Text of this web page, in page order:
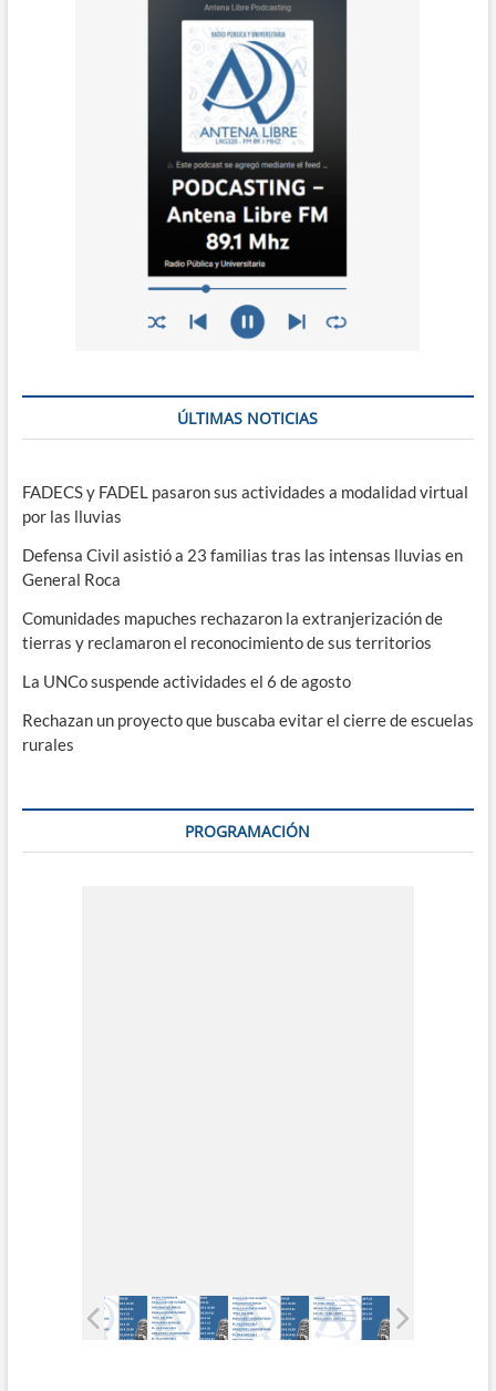
ÚLTIMAS NOTICIAS
FADECS y FADEL pasaron sus actividades a modalidad virtual
por las lluvias
Defensa Civil asistió a 23 familias tras las intensas lluvias en
General Roca
Comunidades mapuches rechazaron la extranjerización de
tierras y reclamaron el reconocimiento de sus territorios
La UNCo suspende actividades el 6 de agosto
Rechazan un proyecto que buscaba evitar el cierre de escuelas
rurales
PROGRAMACIÓN